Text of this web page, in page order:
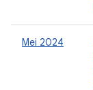
Mei 2024